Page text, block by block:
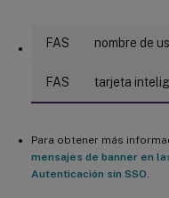
FAS nombre de
FAS tarjeta
Para obtener más
mensajes de banner en
Autenticación sin SSO
Compatibilidad con el
Compatibilidad con